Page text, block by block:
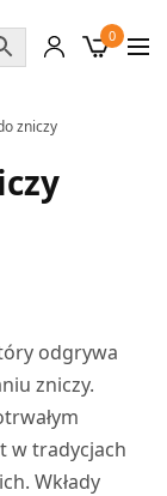
0
zniczy
odgrywa
zniczy.
w tradycjach
Wkłady